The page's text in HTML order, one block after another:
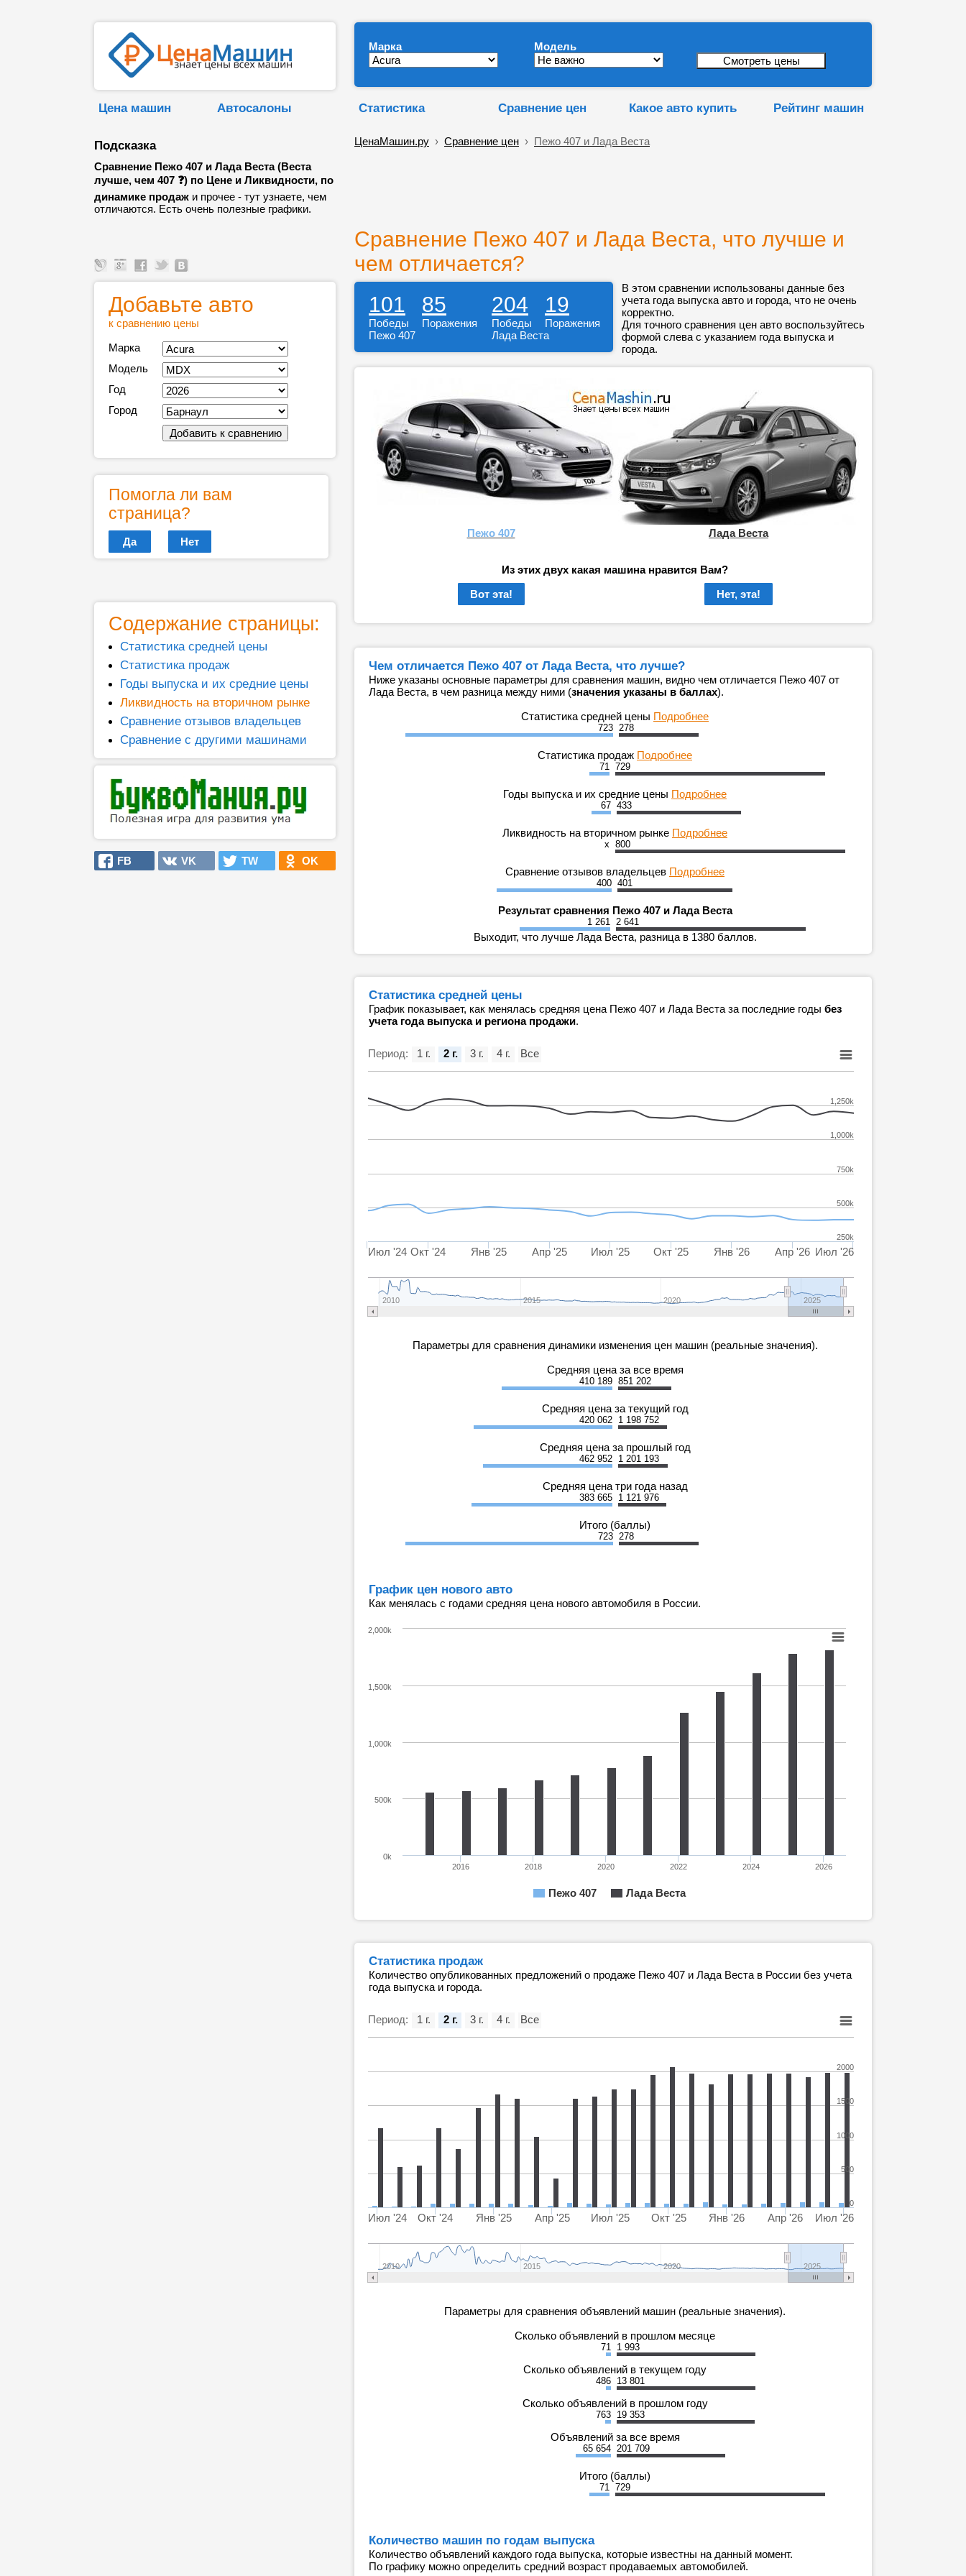
Марка Модель
Цена машин Автосалоны Статистика Сравнение цен Какое авто купить Рейтинг машин
Подсказка
Сравнение Пежо 407 и Лада Веста (Веста
лучше, чем 407 ❓) по Цене и Ликвидности, по
динамике продаж и прочее - тут узнаете, чем
отличаются. Есть очень полезные графики.
ЦенаМашин.ру › Сравнение цен › Пежо 407 и Лада Веста
Сравнение Пежо 407 и Лада Веста, что лучше и
чем отличается?
Добавьте авто
к сравнению цены
Марка
Модель
Год
Город
Помогла ли вам
страница?
Да Нет
Содержание страницы:
Статистика средней цены
Статистика продаж
Годы выпуска и их средние цены
Ликвидность на вторичном рынке
Сравнение отзывов владельцев
Сравнение с другими машинами
FB VK TW OK
101 85 204 19
Победы Поражения Победы
Поражения
Пежо 407
Лада Веста
В этом сравнении использованы данные без
учета года выпуска авто и города, что не очень
корректно.
Для точного сравнения цен авто воспользуйтесь
формой слева с указанием года выпуска и
города.
Пежо 407 Лада Веста
Из этих двух какая машина нравится Вам?
Вот эта!
Нет, эта!
Чем отличается Пежо 407 от Лада Веста, что лучше?
Ниже указаны основные параметры для сравнения машин, видно чем отличается Пежо 407 от
Лада Веста, в чем разница между ними (значения указаны в баллах).
Статистика средней цены Подробнее
723 278
Статистика продаж Подробнее
71 729
Годы выпуска и их средние цены Подробнее
67 433
Ликвидность на вторичном рынке Подробнее
x 800
Сравнение отзывов владельцев Подробнее
400 401
Результат сравнения Пежо 407 и Лада Веста
1 261 2 641
Выходит, что лучше Лада Веста, разница в 1380 баллов.
Статистика средней цены
График показывает, как менялась средняя цена Пежо 407 и Лада Веста за последние годы без
учета года выпуска и региона продажи.
Период:
Июл '24 Окт '24 Янв '25 Апр '25 Июл '25 Окт '25 Янв '26 Апр '26 Июл '26
2010 2015 2020 2025
1,000k
250k
500k
750k
1,250k
1 г. 2 г. 3 г. 4 г. Все
Параметры для сравнения динамики изменения цен машин (реальные значения).
Средняя цена за все время
410 189 851 202
Средняя цена за текущий год
420 062 1 198 752
Средняя цена за прошлый год
462 952 1 201 193
Средняя цена три года назад
383 665 1 121 976
Итого (баллы)
723 278
График цен нового авто
Как менялась с годами средняя цена нового автомобиля в России.
Пежо 407 Лада Веста
2016 2018 2020 2022 2024 2026
0k
500k
1,000k
1,500k
2,000k
Статистика продаж
Количество опубликованных предложений о продаже Пежо 407 и Лада Веста в России без учета
года выпуска и города.
Период:
Июл '24 Окт '24 Янв '25 Апр '25 Июл '25 Окт '25 Янв '26 Апр '26 Июл '26
2010 2015 2020 2025
0
500
1000
1500
2000
1 г. 2 г. 3 г. 4 г. Все
Параметры для сравнения объявлений машин (реальные значения).
Сколько объявлений в прошлом месяце
71 1 993
Сколько объявлений в текущем году
486 13 801
Сколько объявлений в прошлом году
763 19 353
Объявлений за все время
65 654 201 709
Итого (баллы)
71 729
Количество машин по годам выпуска
Количество объявлений каждого года выпуска, которые известны на данный момент.
По графику можно определить средний возраст продаваемых автомобилей.